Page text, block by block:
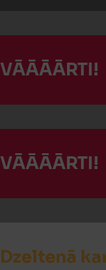
VĀĀĀĀRTI!
VĀĀĀĀRTI!
Dzeltenā